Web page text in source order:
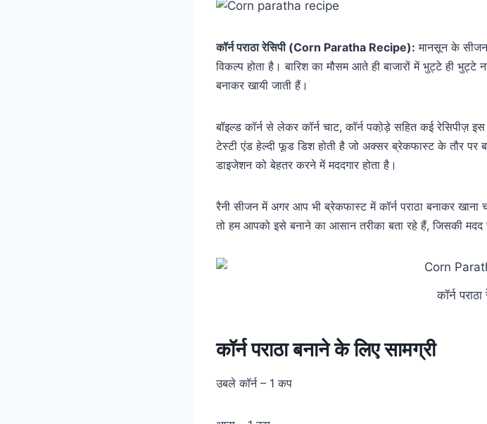
कॉर्न पराठा रेसिपी (Corn Paratha Recipe): मानसून के सीजन
विकल्प होता है। बारिश का मौसम आते ही बाजारों में भुट्टे ही
बनाकर खायी जाती हैं।
बॉइल्ड कॉर्न से लेकर कॉर्न चाट, कॉर्न पको़ड़े सहित कई रेसिपीज़
टेस्टी एंड हेल्दी फूड डिश होती है जो अक्सर ब्रेकफास्ट के तौर पर
डाइजेशन को बेहतर करने में मददगार होता है।
रैनी सीजन में अगर आप भी ब्रेकफास्ट में कॉर्न पराठा बनाकर
तो हम आपको इसे बनाने का आसान तरीका बता रहे हैं, जिसकी
कॉर्न पराठा
कॉर्न पराठा बनाने के लिए सामग्री
उबले कॉर्न – 1 कप